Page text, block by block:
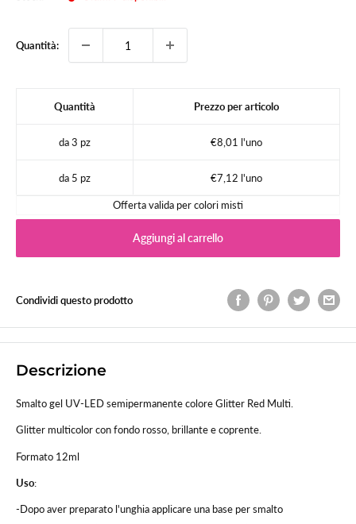
Quantità:
Quantità Prezzo per articolo
da 3 pz €8,01 l'uno
da 5 pz €7,12 l'uno
Offerta valida per colori misti
Aggiungi al carrello
Condividi questo prodotto
Descrizione
Smalto gel UV-LED semipermanente colore Glitter Red Multi.
Glitter multicolor con fondo rosso, brillante e coprente.
Formato 12ml
Uso:
-Dopo aver preparato l'unghia applicare una base per smalto